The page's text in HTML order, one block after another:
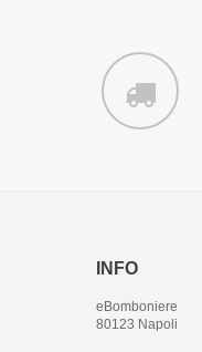
INFO
eBomboniere
80123 Napoli